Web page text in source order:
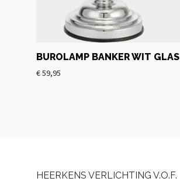
BUROLAMP BANKER WIT GLAS
€59,95
HEERKENS VERLICHTING V.O.F.